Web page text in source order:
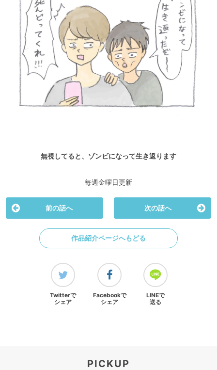
無視してると、ゾンビになって生き返ります
毎週金曜日更新
前の話へ 次の話へ
作品紹介ページへもどる
Twitterで
シェア
Facebookで
シェア
LINEで
送る
PICKUP